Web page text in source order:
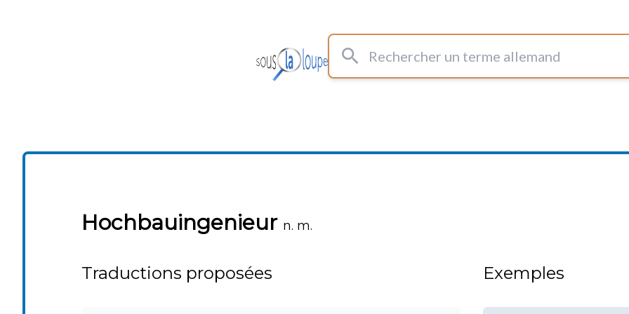
Rechercher un terme allemand
Hochbauingenieur n. m.
Traductions proposées Exemples